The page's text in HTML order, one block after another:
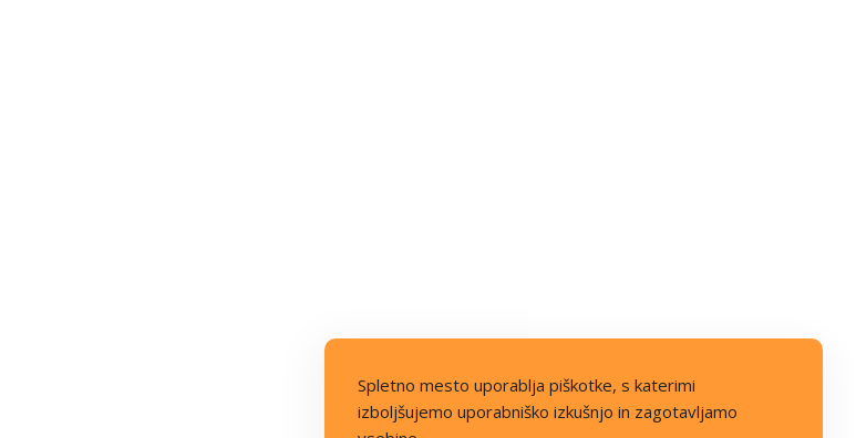
Spletno mesto uporablja piškotke, s katerimi
izboljšujemo uporabniško izkušnjo in zagotavljamo